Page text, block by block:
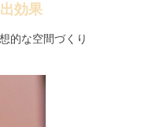
効果
的な空間づくり